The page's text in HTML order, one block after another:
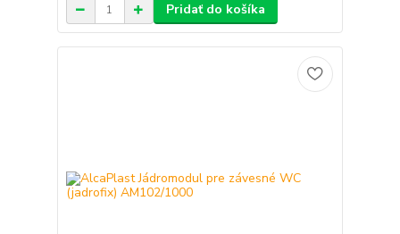
Pridať do košíka